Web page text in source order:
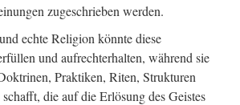
zugeschrieben werden.
echte Religion könnte diese
und aufrechterhalten, während sie
Praktiken, Riten, Strukturen
die auf die Erlösung des Geistes